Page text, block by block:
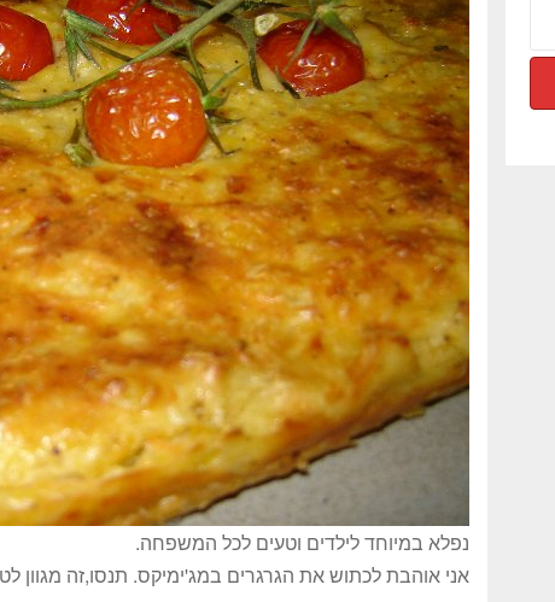
נפלא במיוחד לילדים וטעים לכל המשפחה.
אני אוהבת לכתוש את הגרגרים במג'ימיקס. תנסו,זה מגוון